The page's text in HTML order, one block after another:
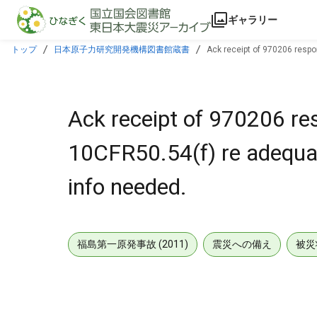
本文に飛ぶ
ギャラリー
トップ 日本原子力研究開発機構図書館蔵書 Ack receipt of 970206
Ack receipt of 970206
10CFR50.54(f) re
info needed.
福島第一原発事故 (2011) 震災への備え 被災